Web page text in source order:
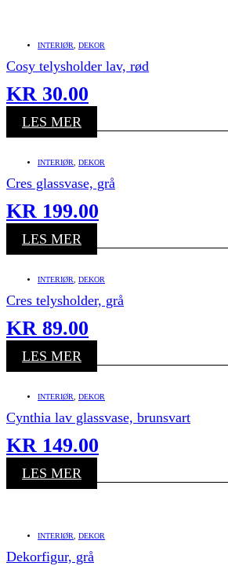
INTERIØR, DEKOR
Cosy telysholder lav, rød
KR 30.00
LES MER
INTERIØR, DEKOR
Cres glassvase, grå
KR 199.00
LES MER
INTERIØR, DEKOR
Cres telysholder, grå
KR 89.00
LES MER
INTERIØR, DEKOR
Cynthia lav glassvase, brunsvart
KR 149.00
LES MER
INTERIØR, DEKOR
Dekorfigur, grå